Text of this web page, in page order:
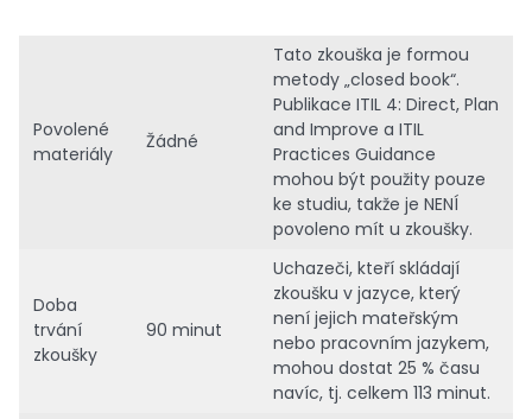
Povolené
materiály
Žádné
Tato zkouška je formou
metody „closed book“.
Publikace ITIL 4: Direct, Plan
and Improve a ITIL
Practices Guidance
mohou být použity pouze
ke studiu, takže je NENÍ
povoleno mít u zkoušky.
Doba
trvání
zkoušky
90 minut
Uchazeči, kteří skládají
zkoušku v jazyce, který
není jejich mateřským
nebo pracovním jazykem,
mohou dostat 25 % času
navíc, tj. celkem 113 minut.